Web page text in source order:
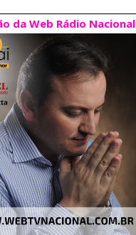
da Web Rádio Nacional